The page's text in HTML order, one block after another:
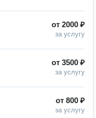
от 2000 ₽
за услугу
от 3500 ₽
за услугу
от 800 ₽
за услугу